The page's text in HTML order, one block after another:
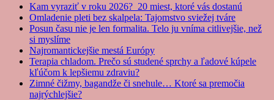
Kam vyraziť v roku 2026? 20 miest, ktoré vás dostanú
Omladenie pleti bez skalpela: Tajomstvo sviežej tváre
Posun času nie je len formalita. Telo ju vníma citlivejšie, než
si myslíme
Najromantickejšie mestá Európy
Terapia chladom. Prečo sú studené sprchy a ľadové kúpele
kľúčom k lepšiemu zdraviu?
Zimné čižmy, bagandže či snehule… Ktoré sa premočia
najrýchlejšie?